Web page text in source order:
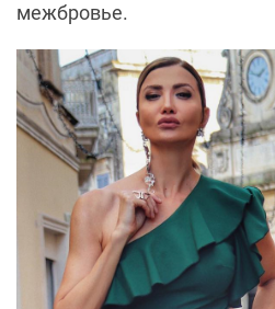
межбровье.